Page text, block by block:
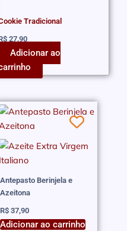
Tradicional
27,90
Adicionar ao
Antepasto Berinjela e
Azeitona
R$37,90
Adicionar ao carrinho